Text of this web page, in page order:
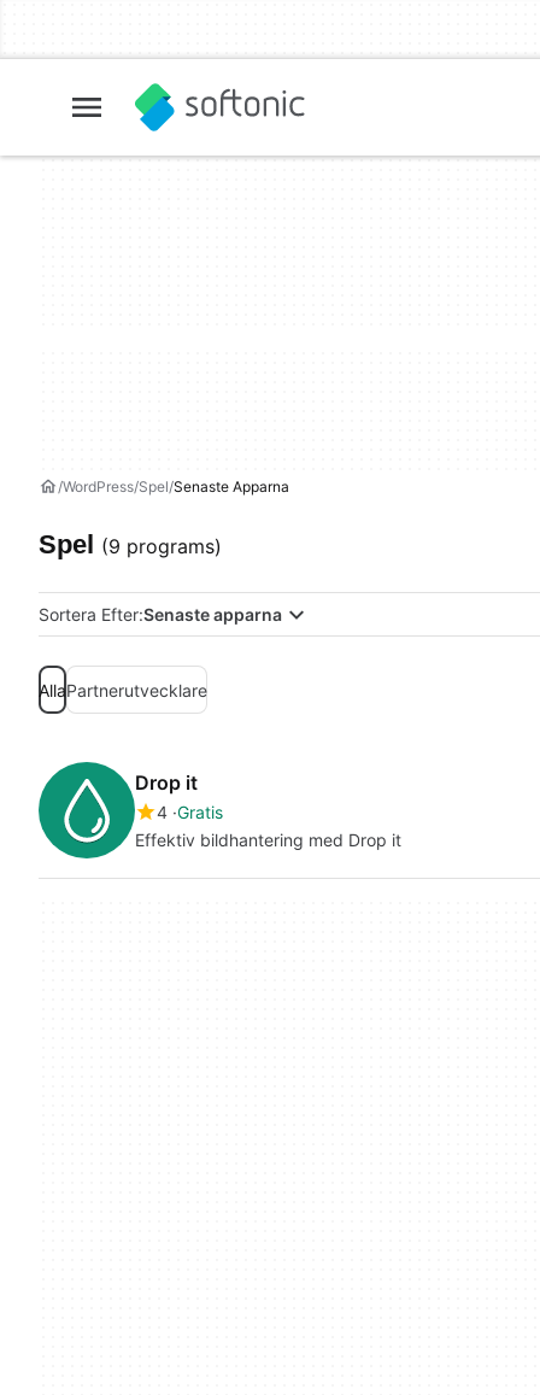
WordPress Spel Senaste Apparna
Spel (9 programs)
Sortera Efter:Senaste apparna
AllaPartnerutvecklare
Drop it
4 Gratis
Effektiv bildhantering med Drop it